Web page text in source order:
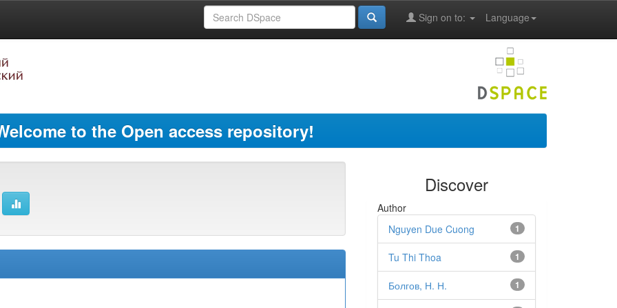
Language
Sign on to:
to the Open access repository!
Discover
Author
1
Nguyen Due Cuong
1
Tu Thi Thoa
1
Болгов, Н. Н.